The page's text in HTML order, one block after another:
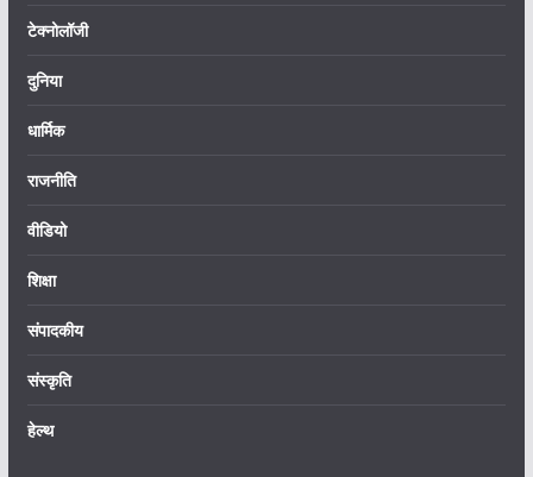
टेक्नोलॉजी
दुनिया
धार्मिक
राजनीति
वीडियो
शिक्षा
संपादकीय
संस्कृति
हेल्थ